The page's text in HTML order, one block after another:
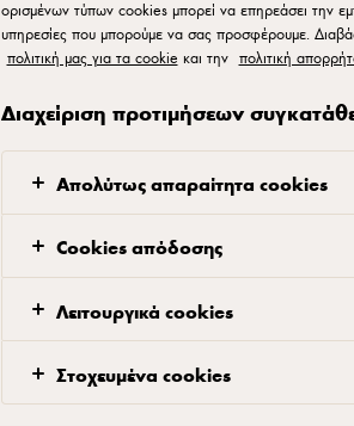
για να
ορισμένων τύπων cookies μπορεί να επηρεάσει την
υπηρεσίες που μπορούμε να σας προσφέρουμε.
πολιτική μας για τα cookie και την πολιτική
Διαχείριση προτιμήσεων
Απολύτως απαραίτητα cookies
Cookies απόδοσης
Λειτουργικά cookies
Στοχευμένα cookies